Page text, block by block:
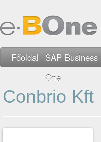
Főoldal
SAP Business
One
Conbrio Kft